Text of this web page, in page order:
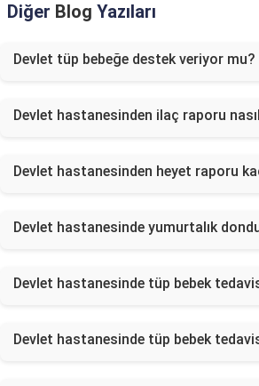
Diğer Blog Yazıları
Devlet tüp bebeğe destek veriyor mu?
Devlet hastanesinden ilaç raporu nasıl
Devlet hastanesinden heyet raporu
Devlet hastanesinde yumurtalık
Devlet hastanesinde tüp bebek
Devlet hastanesinde tüp bebek